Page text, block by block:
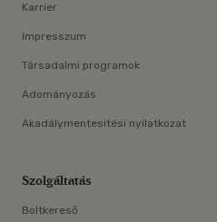
Karrier
Impresszum
Társadalmi programok
Adományozás
Akadálymentesítési nyilatkozat
Szolgáltatás
Boltkereső